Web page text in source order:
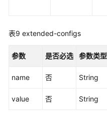
权
表9 extended-configs
参数 是否必选 参数类型
name 否 String
value 否 String